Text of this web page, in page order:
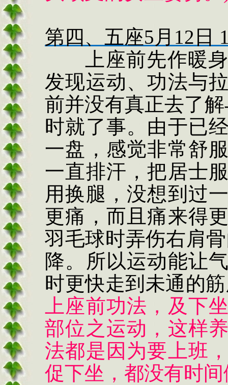
第四、五座5 月 12 日
上座前先作暖
发现运动、功法与
前并没有真正去了
时就了事。由于已
一盘，感觉非常舒
一直排汗，把居士
用换腿，没想到过
更痛，而且痛来得
羽毛球时弄伤右肩
降。所以运动能让
时更快走到未通的
上座前功法，及下
部位之运动，这样
法都是因为要上班
促下坐，都没有时